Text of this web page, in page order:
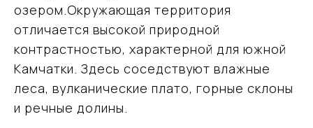
озером.Окружающая территория
отличается высокой природной
контрастностью, характерной для южной
Камчатки. Здесь соседствуют влажные
леса, вулканические плато, горные склоны
и речные долины.